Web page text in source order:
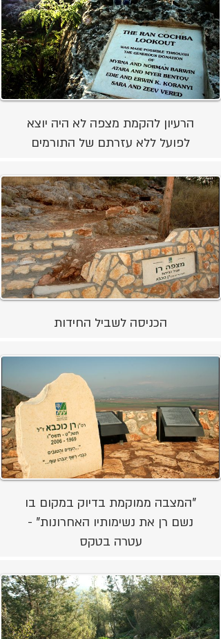
הרעיון להקמת מצפה לא היה יוצא
לפועל ללא עזרתם של התורמים
הכניסה לשביל החידות
"המצבה ממוקמת בדיוק במקום בו
נשם רן את נשימותיו האחרונות" -
עטרה בטקס